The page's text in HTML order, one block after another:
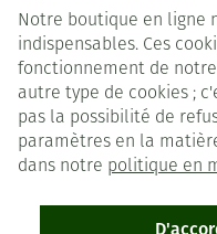
Notre boutique en ligne
indispensables. Ces
fonctionnement de
autre type de cookies ;
pas la possibilité de
paramètres en la
dans notre politique en
Liens légaux